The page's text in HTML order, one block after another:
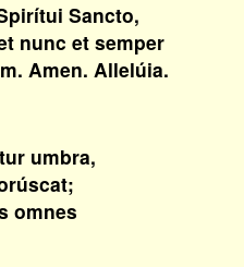
Sancto,
nunc et semper
Amen. Allelúia.
umbra,
omnes